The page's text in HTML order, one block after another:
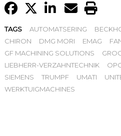
TAGS AUTOMATSERING
CHIRON
DMG MORI EMAG
GF MACHINING SOLUTIONS
LIEBHERR-VERZAHNTECHNIK
SIEMENS
TRUMPF UMATI
WERKTUIGMACHINES